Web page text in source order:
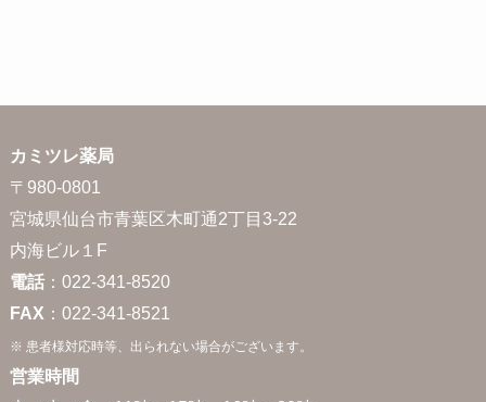
カミツレ薬局
〒980-0801
宮城県仙台市青葉区木町通2丁目3-22
内海ビル１F
電話：022-341-8520
FAX ：022-341-8521
※ 患者様対応時等、出られない場合がございます。
営業時間